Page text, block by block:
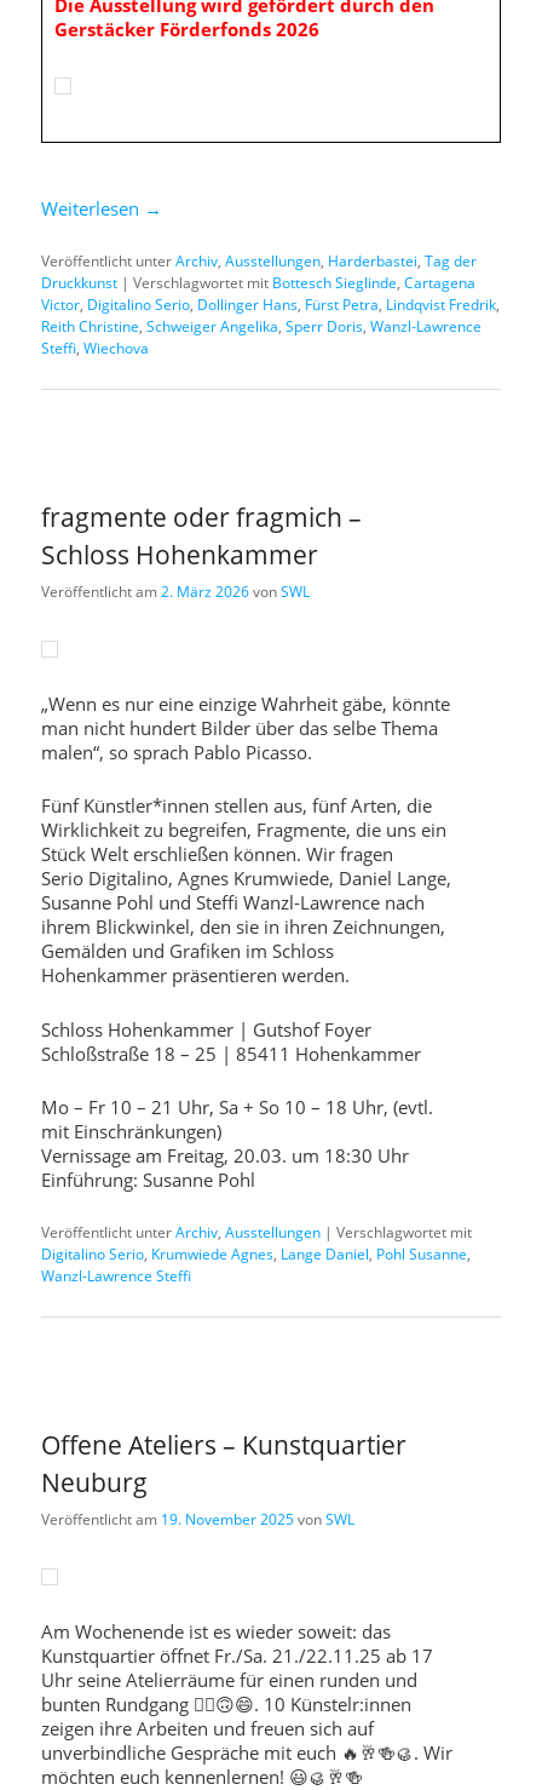
Die Ausstellung wird gefördert durch den
Gerstäcker Förderfonds 2026
Weiterlesen →
Veröffentlicht unterArchiv,Ausstellungen, Harderbastei,Tag der
Druckkunst |Verschlagwortet mit Bottesch Sieglinde,Cartagena
Victor, Digitalino Serio, Dollinger Hans, Fürst Petra, Lindqvist Fredrik,
Reith Christine,Schweiger Angelika,Sperr Doris,Wanzl-Lawrence
Steffi,Wiechova
fragmente oder fragmich –
Schloss Hohenkammer
Veröffentlicht am2. März 2026vonSWL
„Wenn es nur eine einzige Wahrheit gäbe, könnte
man nicht hundert Bilder über das selbe Thema
malen“, so sprach Pablo Picasso.
Fünf Künstler*innen stellen aus, fünf Arten, die
Wirklichkeit zu begreifen, Fragmente, die uns ein
Stück Welt erschließen können. Wir fragen
Serio Digitalino, Agnes Krumwiede, Daniel Lange,
Susanne Pohl und Steffi Wanzl-Lawrence nach
ihrem Blickwinkel, den sie in ihren Zeichnungen,
Gemälden und Grafiken im Schloss
Hohenkammer präsentieren werden.
Schloss Hohenkammer | Gutshof Foyer
Schloßstraße 18 – 25 | 85411 Hohenkammer
Mo – Fr 10 – 21 Uhr, Sa + So 10 – 18 Uhr, (evtl.
mit Einschränkungen)
Vernissage am Freitag, 20.03. um 18:30 Uhr
Einführung: Susanne Pohl
Veröffentlicht unterArchiv,Ausstellungen |Verschlagwortet mit
Digitalino Serio, Krumwiede Agnes, Lange Daniel, Pohl Susanne,
Wanzl-Lawrence Steffi
Offene Ateliers – Kunstquartier
Neuburg
Veröffentlicht am 19. November 2025vonSWL
Am Wochenende ist es wieder soweit: das
Kunstquartier öffnet Fr./Sa. 21./22.11.25 ab 17
Uhr seine Atelierräume für einen runden und
bunten Rundgang 😵‍💫🙃😄. 10 Künstelr:innen
zeigen ihre Arbeiten und freuen sich auf
unverbindliche Gespräche mit euch 🔥🥂🍻🥮. Wir
möchten euch kennenlernen! 😃🥮🥂🍻